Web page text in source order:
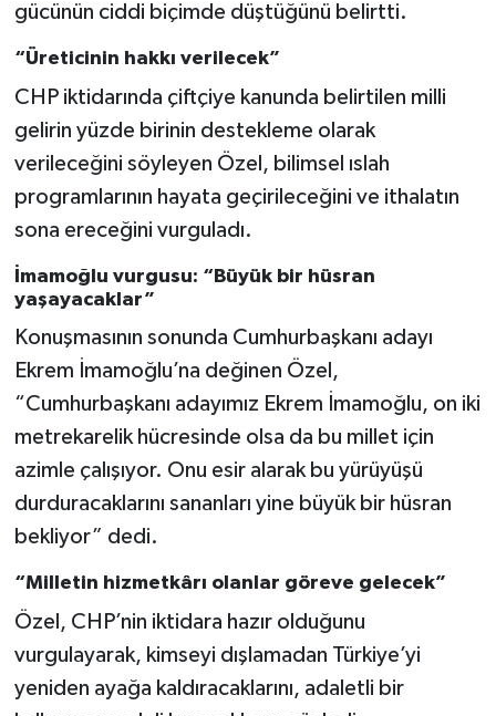
gücünün ciddi biçimde düştüğünü belirtti.
“Üreticinin hakkı verilecek”
CHP iktidarında çiftçiye kanunda belirtilen milli
gelirin yüzde birinin destekleme olarak
verileceğini söyleyen Özel, bilimsel ıslah
programlarının hayata geçirileceğini ve ithalatın
sona ereceğini vurguladı.
İmamoğlu vurgusu: “Büyük bir hüsran
yaşayacaklar”
Konuşmasının sonunda Cumhurbaşkanı adayı
Ekrem İmamoğlu’na değinen Özel,
“Cumhurbaşkanı adayımız Ekrem İmamoğlu, on iki
metrekarelik hücresinde olsa da bu millet için
azimle çalışıyor. Onu esir alarak bu yürüyüşü
durduracaklarını sananları yine büyük bir hüsran
bekliyor” dedi.
“Milletin hizmetkârı olanlar göreve gelecek”
Özel, CHP’nin iktidara hazır olduğunu
vurgulayarak, kimseyi dışlamadan Türkiye’yi
yeniden ayağa kaldıracaklarını, adaletli bir